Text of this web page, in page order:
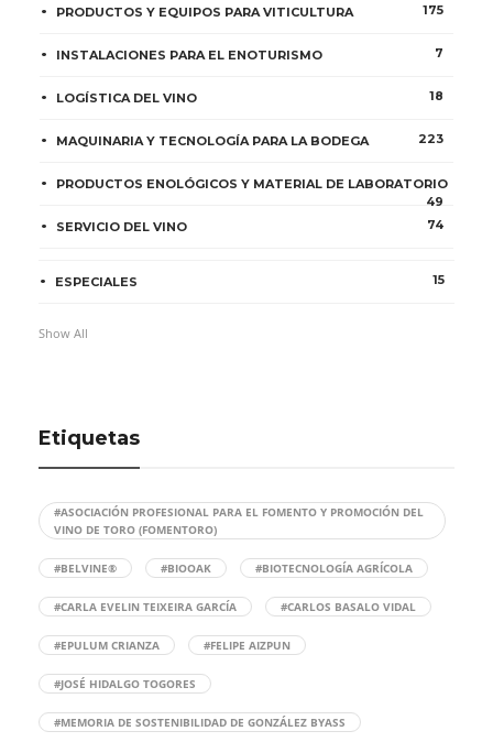
PRODUCTOS Y EQUIPOS PARA VITICULTURA 175
INSTALACIONES PARA EL ENOTURISMO 7
LOGÍSTICA DEL VINO 18
MAQUINARIA Y TECNOLOGÍA PARA LA BODEGA 223
PRODUCTOS ENOLÓGICOS Y MATERIAL DE LABORATORIO
49
SERVICIO DEL VINO
74
ESPECIALES 15
Show All
Etiquetas
#ASOCIACIÓN PROFESIONAL PARA EL FOMENTO Y PROMOCIÓN DEL
VINO DE TORO (FOMENTORO)
#BELVINE® #BIOOAK #BIOTECNOLOGÍA AGRÍCOLA
#CARLA EVELIN TEIXEIRA GARCÍA #CARLOS BASALO VIDAL
#EPULUM CRIANZA #FELIPE AIZPUN
#JOSÉ HIDALGO TOGORES
#MEMORIA DE SOSTENIBILIDAD DE GONZÁLEZ BYASS